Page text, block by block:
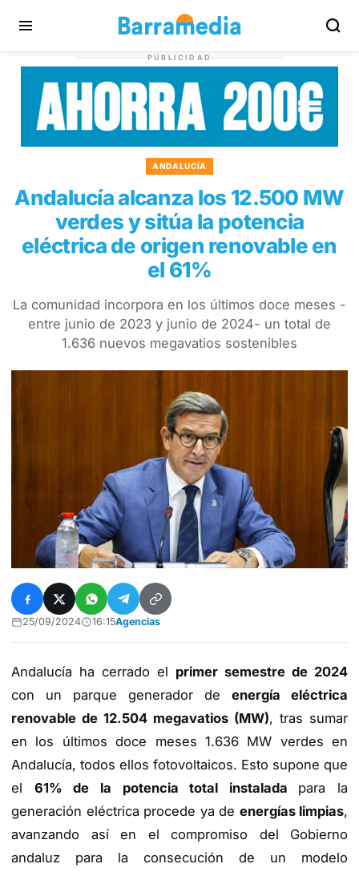
PUBLICIDAD
ANDALUCÍA
Andalucía alcanza los 12.500 MW
verdes y sitúa la potencia
eléctrica de origen renovable en
el 61%
La comunidad incorpora en los últimos doce meses -
entre junio de 2023 y junio de 2024- un total de
1.636 nuevos megavatios sostenibles
25/09/2024 16:15Agencias
Andalucía ha cerrado el primer semestre de 2024
con un parque generador de energía eléctrica
renovable de 12.504 megavatios (MW), tras sumar
en los últimos doce meses 1.636 MW verdes en
Andalucía, todos ellos fotovoltaicos. Esto supone que
el 61% de la potencia total instalada para la
generación eléctrica procede ya de energías limpias,
avanzando así en el compromiso del Gobierno
andaluz para la consecución de un modelo